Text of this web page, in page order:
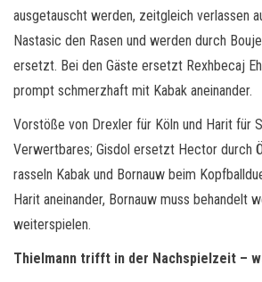
ausgetauscht werden, zeitgleich verlassen
Nastasic den Rasen und werden durch
ersetzt. Bei den Gäste ersetzt Rexhbecaj
prompt schmerzhaft mit Kabak aneinander.
Vorstöße von Drexler für Köln und Harit für
Verwertbares; Gisdol ersetzt Hector durch
rasseln Kabak und Bornauw beim
Harit aneinander, Bornauw muss behandelt
weiterspielen.
Thielmann trifft in der Nachspielzeit –